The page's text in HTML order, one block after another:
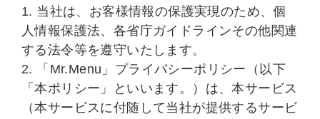
1. 当社は、お客様情報の保護実現のため、個
人情報保護法、各省庁ガイドラインその他関連
する法令等を遵守いたします。
2. 「Mr.Menu」プライバシーポリシー（以下
「本ポリシー」といいます。）は、本サービス
（本サービスに付随して当社が提供するサービ